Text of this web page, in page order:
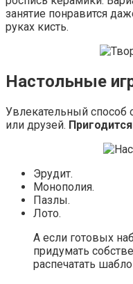
занятие понравится
руках кисть.
Настольные
Увлекательный способ
или друзей.
Эрудит.
Монополия.
Пазлы.
Лото.
А если готовых
придумать
распечатать